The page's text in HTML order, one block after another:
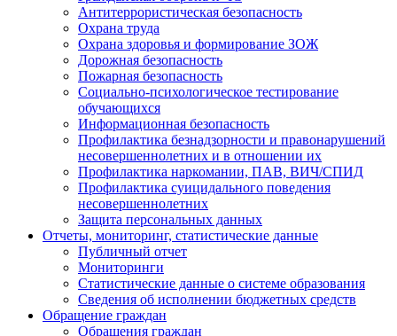
Антитеррористическая безопасность
Охрана труда
Охрана здоровья и формирование ЗОЖ
Дорожная безопасность
Пожарная безопасность
Социально-психологическое тестирование
обучающихся
Информационная безопасность
Профилактика безнадзорности и правонарушений
несовершеннолетних и в отношении их
Профилактика наркомании, ПАВ, ВИЧ/СПИД
Профилактика суицидального поведения
несовершеннолетних
Защита персональных данных
Отчеты, мониторинг, статистические данные
Публичный отчет
Мониторинги
Статистические данные о системе образования
Сведения об исполнении бюджетных средств
Обращение граждан
Обращения граждан